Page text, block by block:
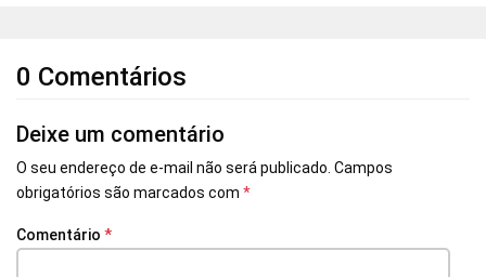
0 Comentários
Deixe um comentário
O seu endereço de e-mail não será publicado. Campos
obrigatórios são marcados com *
Comentário *